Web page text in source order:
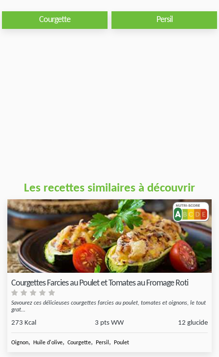
Courgette Persil
Les recettes similaires à découvrir
Courgettes Farcies au Poulet et Tomates au Fromage Roti
Savourez ces délicieuses courgettes farcies au poulet, tomates et oignons, le tout
grat...
273 Kcal 3 pts WW 12 glucide
Oignon, Huile d'olive, Courgette, Persil , Poulet